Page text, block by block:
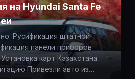
на Hyundai Santa Fe
Русификация штатной
панели приборов
карт Казахстана
Привезли авто из…